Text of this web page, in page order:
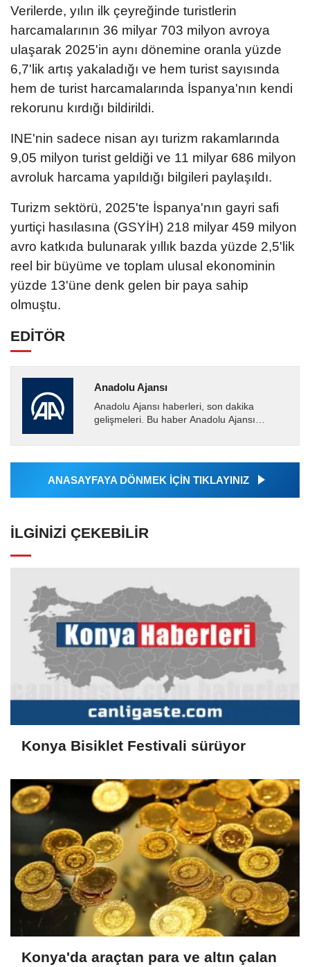
Verilerde, yılın ilk çeyreğinde turistlerin
harcamalarının 36 milyar 703 milyon avroya
ulaşarak 2025'in aynı dönemine oranla yüzde
6,7'lik artış yakaladığı ve hem turist sayısında
hem de turist harcamalarında İspanya'nın kendi
rekorunu kırdığı bildirildi.
INE'nin sadece nisan ayı turizm rakamlarında
9,05 milyon turist geldiği ve 11 milyar 686 milyon
avroluk harcama yapıldığı bilgileri paylaşıldı.
Turizm sektörü, 2025'te İspanya'nın gayri safi
yurtiçi hasılasına (GSYİH) 218 milyar 459 milyon
avro katkıda bulunarak yıllık bazda yüzde 2,5'lik
reel bir büyüme ve toplam ulusal ekonominin
yüzde 13'üne denk gelen bir paya sahip
olmuştu.
EDİTÖR
Anadolu Ajansı
Anadolu Ajansı haberleri, son dakika
gelişmeleri. Bu haber Anadolu Ajansı
tarafından geçilen tüm...
ANASAYFAYA DÖNMEK İÇİN TIKLAYINIZ
İLGINIZI ÇEKEBILIR
Konya Bisiklet Festivali sürüyor
Konya'da araçtan para ve altın çalan